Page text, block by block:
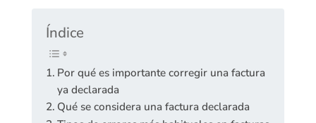
Índice
Por qué es importante corregir una factura
ya declarada
Qué se considera una factura declarada